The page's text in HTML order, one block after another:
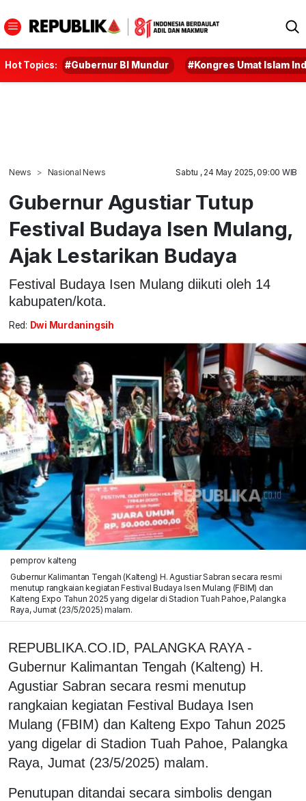
Hot Topics: #Gubernur BI Mundur #Kongres Umat Islam
News Nasional News Sabtu , 24 May 2025, 09:00 WIB
Gubernur Agustiar Tutup
Festival Budaya Isen Mulang,
Ajak Lestarikan Budaya
Festival Budaya Isen Mulang diikuti oleh 14
kabupaten/kota.
Red: Dwi Murdaningsih
pemprov kalteng
Gubernur Kalimantan Tengah (Kalteng) H. Agustiar Sabran secara resmi
menutup rangkaian kegiatan Festival Budaya Isen Mulang (FBIM) dan
Kalteng Expo Tahun 2025 yang digelar di Stadion Tuah Pahoe, Palangka
Raya, Jumat (23/5/2025) malam.
REPUBLIKA.CO.ID, PALANGKA RAYA -
Gubernur Kalimantan Tengah (Kalteng) H.
Agustiar Sabran secara resmi menutup
rangkaian kegiatan Festival Budaya Isen
Mulang (FBIM) dan Kalteng Expo Tahun 2025
yang digelar di Stadion Tuah Pahoe, Palangka
Raya, Jumat (23/5/2025) malam.
Penutupan ditandai secara simbolis dengan